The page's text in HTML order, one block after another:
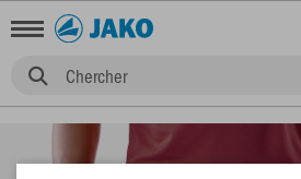
Chercher